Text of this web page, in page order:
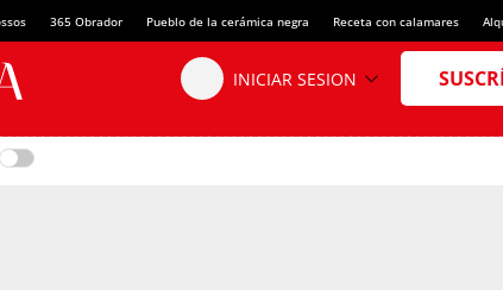
365 Obrador Pueblo de la cerámica negra Receta con calamares